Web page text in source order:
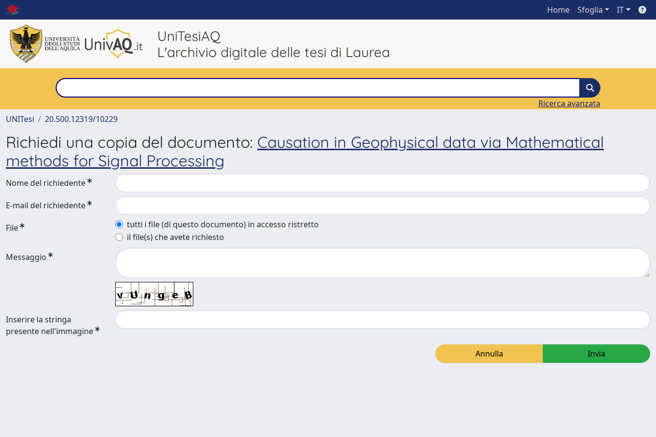
Home Sfoglia IT
UniTesiAQ
L'archivio digitale delle tesi di Laurea
Ricerca avanzata
UNITesi
20.500.12319/10229
Richiedi una copia del documento: Causation in Geophysical data via Mathematical
methods for Signal Processing
Nome del richiedente
E-mail del richiedente
File
tutti i file (di questo documento) in accesso ristretto
il file(s) che avete richiesto
Messaggio
Inserire la stringa
presente nell'immagine
Annulla Invia